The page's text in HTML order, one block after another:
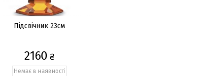
Підсвічник 23см
2160 ₴
Немає в наявності